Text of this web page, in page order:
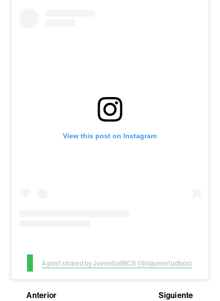
View this post on Instagram
A post shared by JuventudBCS (@isjuventudbcs)
Anterior Siguiente